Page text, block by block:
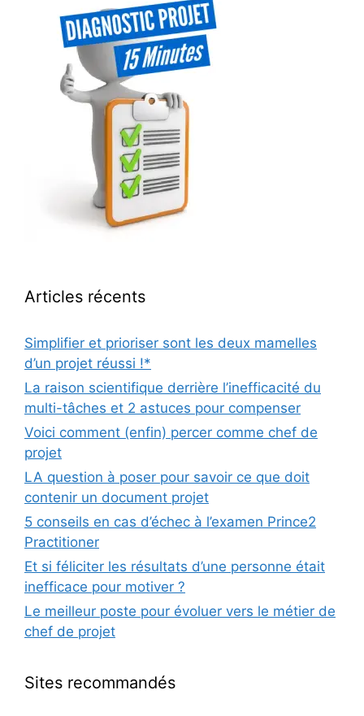
Articles récents
Simplifier et prioriser sont les deux mamelles
d’un projet réussi !*
La raison scientifique derrière l’inefficacité du
multi-tâches et 2 astuces pour compenser
Voici comment (enfin) percer comme chef de
projet
LA question à poser pour savoir ce que doit
contenir un document projet
5 conseils en cas d’échec à l’examen Prince2
Practitioner
Et si féliciter les résultats d’une personne était
inefficace pour motiver ?
Le meilleur poste pour évoluer vers le métier de
chef de projet
Sites recommandés